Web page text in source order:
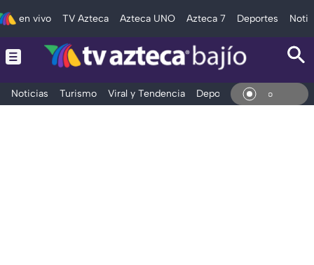
en vivo TV Azteca Azteca UNO Azteca 7 Deportes
Noticias Turismo Viral y Tendencia Deportes Espectáculos
En